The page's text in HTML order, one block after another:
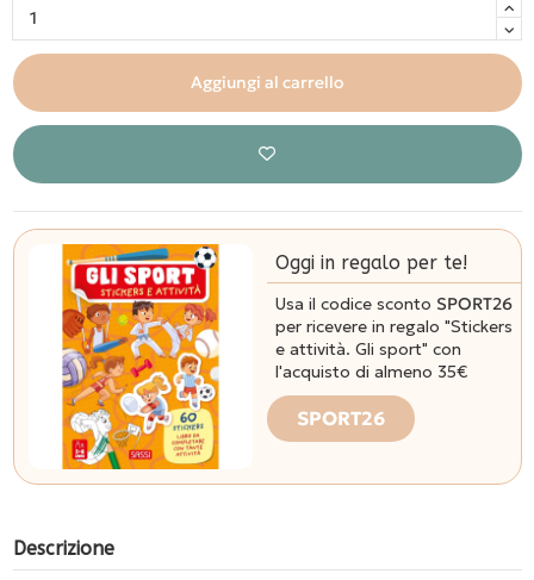
Aggiungi al carrello
Oggi in regalo per te!
Usa il codice sconto SPORT26
per ricevere in regalo "Stickers
e attività. Gli sport" con
l'acquisto di almeno 35€
SPORT26
Descrizione